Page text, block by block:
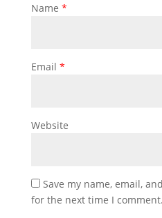
Name *
Email *
Website
Save my name, email,
for the next time I comment.